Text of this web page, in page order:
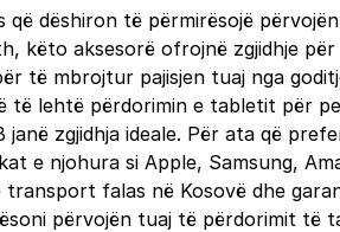
dëshiron të përmirësojë
këto aksesorë ofrojnë zgjidhje
të mbrojtur pajisjen tuaj nga
lehtë përdorimin e tabletit për
zgjidhja ideale. Për ata që
e njohura si Apple, Samsung,
falas në Kosovë dhe
përvojën tuaj të përdorimit